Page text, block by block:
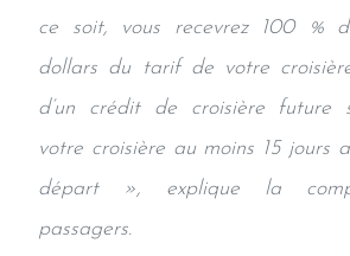
ce soit, vous recevrez 100 %
dollars du tarif de votre
d’un crédit de croisière future
votre croisière au moins 15 jours
départ », explique la
passagers.